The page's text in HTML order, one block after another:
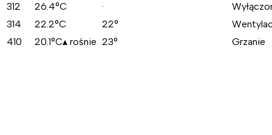
312
26.4°C ·
314
22.2°C 22°
410
20.1°C▴ rośnie 23° Grzanie